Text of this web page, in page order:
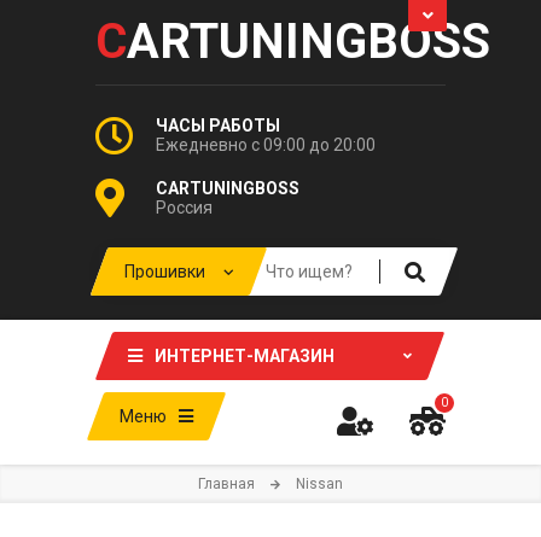
CARTUNINGBOSS
ЧАСЫ РАБОТЫ
Ежедневно с 09:00 до 20:00
CARTUNINGBOSS
Россия
ИНТЕРНЕТ-МАГАЗИН
Меню
0
Главная Nissan